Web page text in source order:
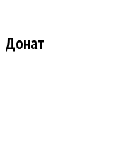
Донат